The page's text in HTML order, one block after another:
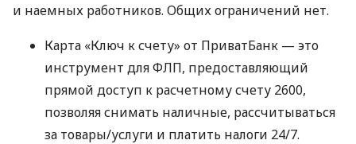
и наемных работников. Общих ограничений нет.
Карта «Ключ к счету» от ПриватБанк — это
инструмент для ФЛП, предоставляющий
прямой доступ к расчетному счету 2600,
позволяя снимать наличные, рассчитываться
за товары/услуги и платить налоги 24/7.